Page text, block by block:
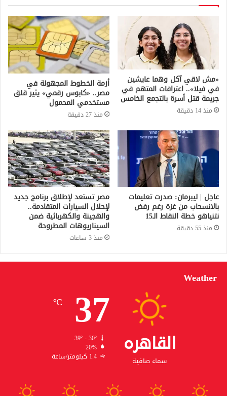
«مش لاقي آكل وهما عايشين
في فيلا».. اعترافات المتهم في
جريمة قتل أسرة بالتجمع الخامس
منذ 14 دقيقة
أزمة الخطوط المجهولة في
مصر.. «كابوس رقمي» يثير قلق
مستخدمي المحمول
منذ 27 دقيقة
عاجل | ليبرمان: صدرت تعليمات
بالانسحاب من غزة رغم رفض
نتنياهو خطة النقاط الـ15
منذ 55 دقيقة
مصر تستعد لإطلاق برنامج جديد
لإحلال السيارات المتقادمة..
والهجينة والكهربائية ضمن
السيناريوهات المطروحة
منذ 3 ساعات
Weather
القاهره
سماء صافية
37
℃
39º - 30º
20%
1.4 كيلومتر/ساعة